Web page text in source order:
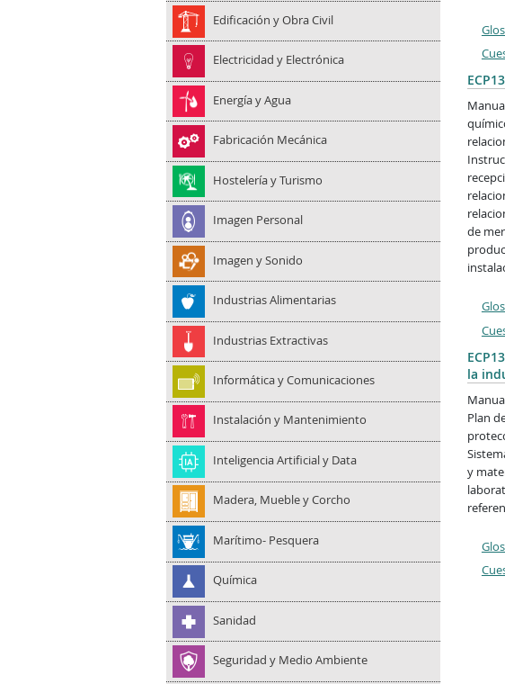
Edificación y Obra Civil
Electricidad y Electrónica
Energía y Agua
Fabricación Mecánica
Hostelería y Turismo
Imagen Personal
Imagen y Sonido
Industrias Alimentarias
Industrias Extractivas
Informática y Comunicaciones
Instalación y Mantenimiento
Inteligencia Artificial y Data
Madera, Mueble y Corcho
Marítimo- Pesquera
Química
Sanidad
Seguridad y Medio Ambiente
de
la
Plan
y